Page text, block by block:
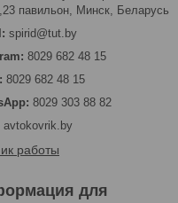
павильон, Минск, Беларусь
spirid@tut.by
8029 682 48 15
8029 682 48 15
8029 303 88 82
avtokovrik.by
работы
для